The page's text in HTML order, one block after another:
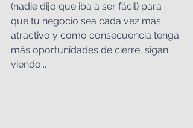
(nadie dijo que iba a ser fácil) para
que tu negocio sea cada vez más
atractivo y como consecuencia tenga
más oportunidades de cierre, sigan
viendo...